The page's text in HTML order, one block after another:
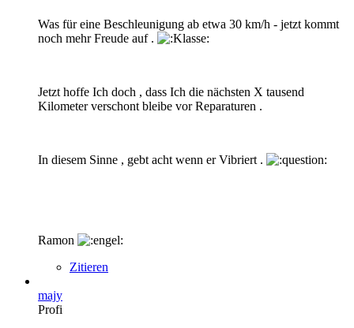
Was für eine Beschleunigung ab etwa 30 km/h - jetzt kommt
noch mehr Freude auf .
Jetzt hoffe Ich doch , dass Ich die nächsten X tausend
Kilometer verschont bleibe vor Reparaturen .
In diesem Sinne , gebt acht wenn er Vibriert .
Ramon
Zitieren
majy
Profi